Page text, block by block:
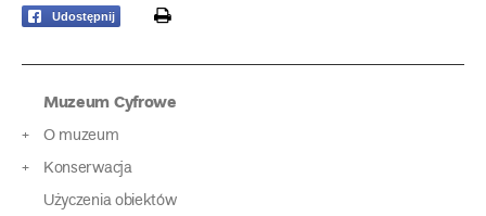
Udostępnij print
Muzeum Cyfrowe
O muzeum
Konserwacja
Użyczenia obiektów